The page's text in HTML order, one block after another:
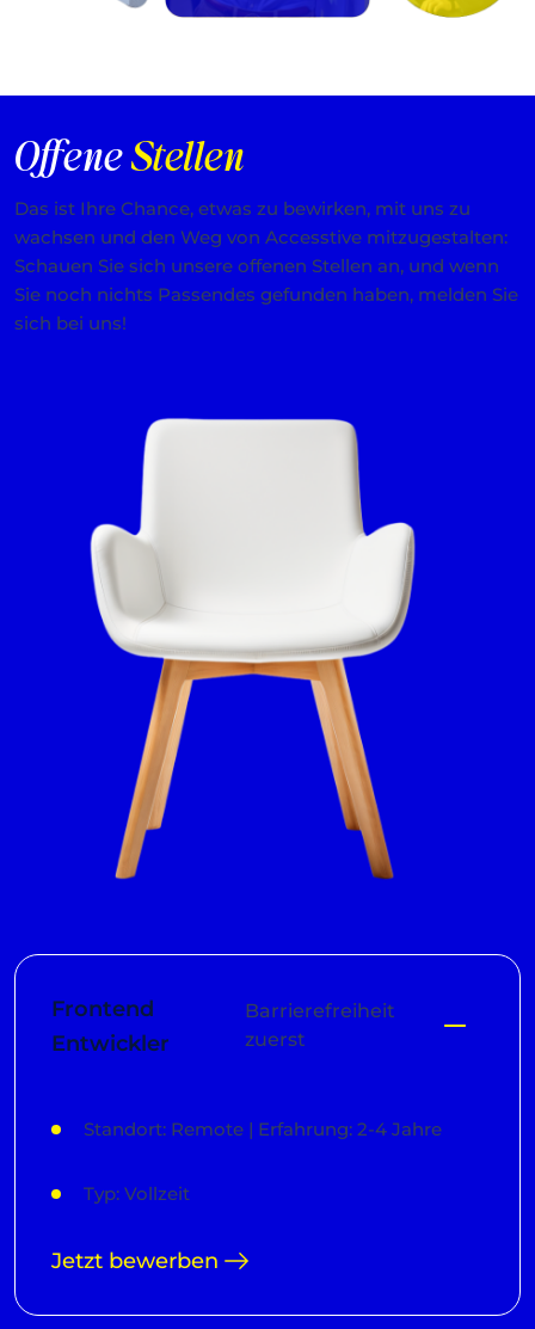
OffeneStellen
Das ist Ihre Chance, etwas zu bewirken, mit uns zu
wachsen und den Weg von Accesstive mitzugestalten:
Schauen Sie sich unsere offenen Stellen an, und wenn
Sie noch nichts Passendes gefunden haben, melden Sie
sich bei uns!
Frontend
Entwickler
Barrierefreiheit
zuerst
Standort: Remote | Erfahrung: 2-4 Jahre
Typ: Vollzeit
Jetzt bewerben